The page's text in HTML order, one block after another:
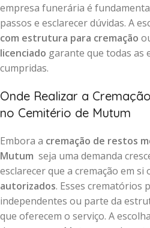
empresa funerária é
passos e esclarecer dúvidas. A
com estrutura para cremação
licenciado garante que todas as
cumpridas.
Onde Realizar a
no Cemitério de Mutum
Embora a cremação de restos
Mutum seja uma demanda
esclarecer que a cremação em si
autorizados. Esses crematórios
independentes ou parte da
que oferecem o serviço. A